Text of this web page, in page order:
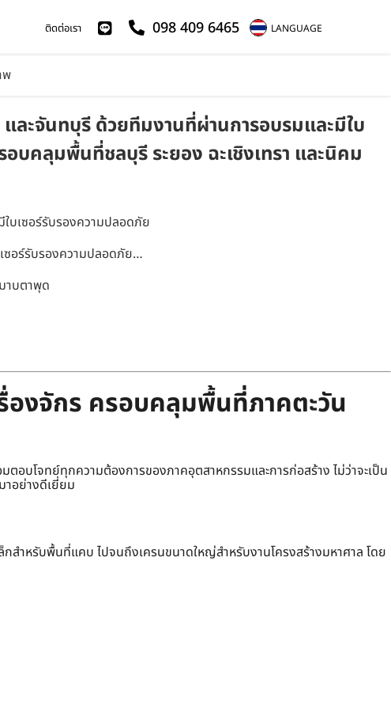
ติดต่อเรา 098 409 6465 LANGUAGE
พ
ละจันทบุรี ด้วยทีมงานที่ผ่านการอบรมและมีใบ
บคลุมพื้นที่ชลบุรี ระยอง ฉะเชิงเทรา และนิคม
บเซอร์รับรองความปลอดภัย
ซอร์รับรองความปลอดภัย…
าบตาพุด
องจักร ครอบคลุมพื้นที่ภาคตะวัน
ตอบโจทย์ทุกความต้องการของภาคอุตสาหกรรมและการก่อสร้าง ไม่ว่าจะเป็น
าอย่างดีเยี่ยม
สำหรับพื้นที่แคบ ไปจนถึงเครนขนาดใหญ่สำหรับงานโครงสร้างมหาศาล โดย